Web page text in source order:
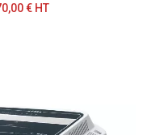
€ HT